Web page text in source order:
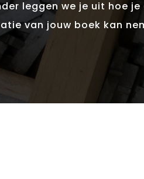
leggen we je uit hoe
van jouw boek kan